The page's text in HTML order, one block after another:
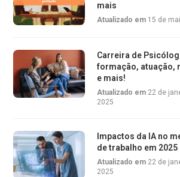
mais
Atualizado em 15 de
Carreira de
formação, atuação,
e mais!
Atualizado em 22 de
2025
Impactos da IA no
de trabalho em 2025
Atualizado em 22 de
2025